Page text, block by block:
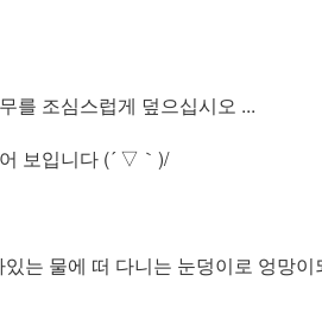
를 조심스럽게 덮으십시오 ...
보입니다 (´ ▽｀)/
는 물에 떠 다니는 눈덩이로 엉망